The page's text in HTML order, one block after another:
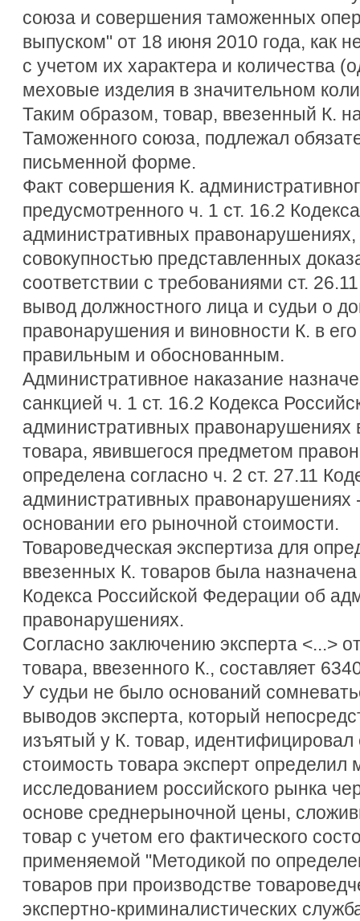
союза и совершения таможенных
выпуском" от 18 июня 2010 года, как
с учетом их характера и количества
меховые изделия в значительном
Таким образом, товар, ввезенный К.
Таможенного союза, подлежал
письменной форме.
Факт совершения К.
предусмотренного ч. 1 ст. 16.2
административных
совокупностью представленных
соответствии с требованиями ст.
вывод должностного лица и судьи о
правонарушения и виновности К. в
правильным и обоснованным.
Административное наказание
санкцией ч. 1 ст. 16.2 Кодекса
административных правонарушениях
товара, явившегося предметом
определена согласно ч. 2 ст. 27.11
административных правонарушениях
основании его рыночной стоимости.
Товароведческая экспертиза для
ввезенных К. товаров была назначена
Кодекса Российской Федерации об
правонарушениях.
Согласно заключению эксперта <...>
товара, ввезенного К., составляет
У судьи не было оснований
выводов эксперта, который
изъятый у К. товар, идентифицировал
стоимость товара эксперт определил
исследованием российского рынка
основе среднерыночной цены,
товар с учетом его фактического
применяемой "Методикой по
товаров при производстве
экспертно-криминалистических